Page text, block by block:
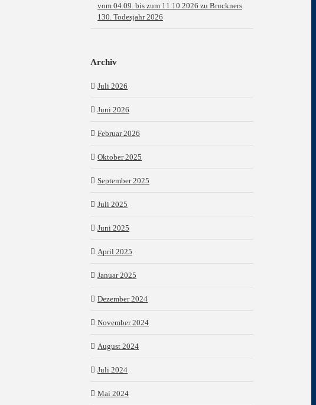
vom 04.09. bis zum 11.10.2026 zu Bruckners
130. Todesjahr 2026
Archiv
Juli 2026
Juni 2026
Februar 2026
Oktober 2025
September 2025
Juli 2025
Juni 2025
April 2025
Januar 2025
Dezember 2024
November 2024
August 2024
Juli 2024
Mai 2024